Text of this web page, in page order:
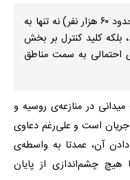
پوکروفسک با جمعیت( پیش از جنگ حدود ۶۰ هزار نفر) نه تنها به
کلید کنترل بر بخش‌
احتمالی به سمت مناطق
در منازعه‌ی روسیه و
است و علی‌رغم دعاوی
آن، عمدتا به واسطه‌ی
هیچ چشم‌اندازی از پایان